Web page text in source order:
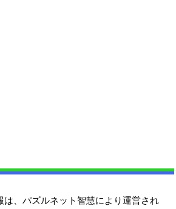
は、パズルネット智慧により運営され